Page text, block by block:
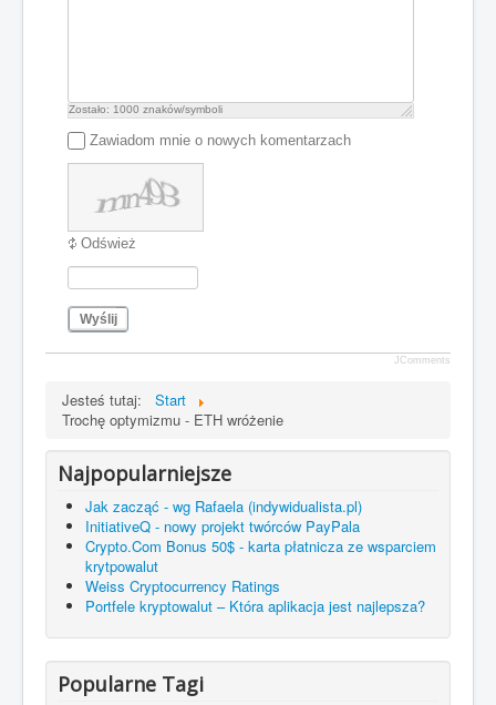
Zostało: 1000 znaków/symboli
Zawiadom mnie o nowych komentarzach
Odśwież
Wyślij
JComments
Jesteś tutaj:
Start
Trochę optymizmu - ETH wróżenie
Najpopularniejsze
Jak zacząć - wg Rafaela (indywidualista.pl)
InitiativeQ - nowy projekt twórców PayPala
Crypto.Com Bonus 50$ - karta płatnicza ze wsparciem
krytpowalut
Weiss Cryptocurrency Ratings
Portfele kryptowalut – Która aplikacja jest najlepsza?
Popularne Tagi